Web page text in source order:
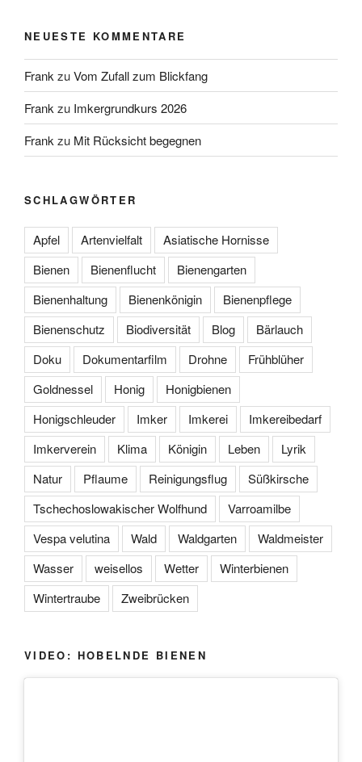
NEUESTE KOMMENTARE
Frank zuVom Zufall zum Blickfang
Frank zu Imkergrundkurs 2026
Frank zu Mit Rücksicht begegnen
SCHLAGWÖRTER
Apfel Artenvielfalt
Asiatische Hornisse
Bienen
Bienenflucht
Bienengarten
Bienenhaltung
Bienenkönigin
Bienenpflege
Bienenschutz
Biodiversität Blog
Bärlauch
Doku
Dokumentarfilm Drohne
Frühblüher
Goldnessel
Honig
Honigbienen
Honigschleuder
Imker Imkerei
Imkereibedarf
Imkerverein
Klima Königin Leben
Lyrik
Natur
Pflaume Reinigungsflug
Süßkirsche
Tschechoslowakischer Wolfhund
Varroamilbe
Vespa velutina
Wald Waldgarten
Waldmeister
Wasser
weisellos Wetter
Winterbienen
Wintertraube
Zweibrücken
VIDEO: HOBELNDE BIENEN